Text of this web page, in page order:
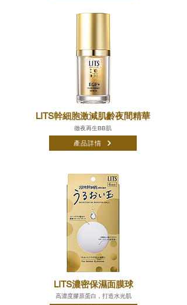
LITS幹細胞激減肌齡夜間精華
徹夜再生BB肌
產品詳情
LITS濃密保濕面膜球
高濃度膠原蛋白，打造水光肌